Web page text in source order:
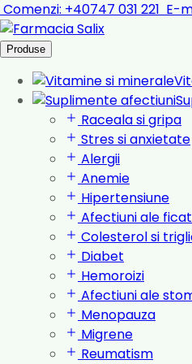
Comenzi: +40747 031 221 E-
Produse
Raceala si gripa
Stres si anxietate
Alergii
Anemie
Hipertensiune
Afectiuni ale
Colesterol si
Diabet
Hemoroizi
Afectiuni ale
Menopauza
Migrene
Reumatism